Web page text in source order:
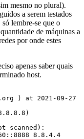
mesmo no plural).
a serem testados
só lembre-se que o
de máquinas a
por onde estes
apenas saber quais
host.
) at 2021-09-27
scanned):
8.8.4.4